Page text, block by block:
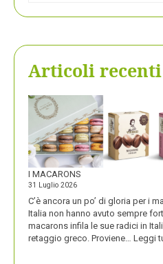
Articoli recenti
I MACARONS
31 Luglio 2026
C’è ancora un po’ di gloria per i
Italia non hanno avuto sempre
macarons infila le sue radici in
retaggio greco. Proviene… Leggi